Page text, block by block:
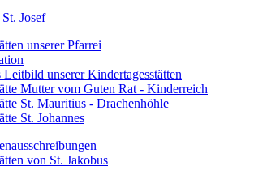
Josef
unserer Pfarrei
Leitbild unserer Kindertagesstätten
Mutter vom Guten Rat - Kinderreich
St. Mauritius - Drachenhöhle
St. Johannes
von St. Jakobus